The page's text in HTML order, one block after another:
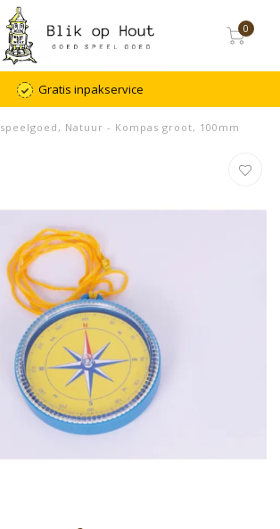
0
Gratis inpakservice
Natuur - Kompas groot, 100mm